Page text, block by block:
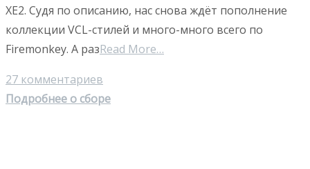
XE2. Судя по описанию, нас снова ждёт пополнение
коллекции VCL-стилей и много-много всего по
Firemonkey. А разRead More…
27 комментариев
Подробнее о сборе